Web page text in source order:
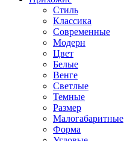
Стиль
Классика
Современные
Модерн
Цвет
Белые
Венге
Светлые
Темные
Размер
Малогабаритные
Форма